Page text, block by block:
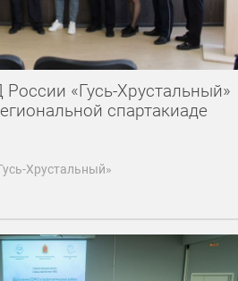
«Гусь-Хрустальный»
спартакиаде
Хрустальный»